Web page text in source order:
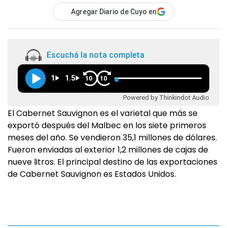
Agregar Diario de Cuyo en
Escuchá la nota completa
1 1.5 10 10
Powered by Thinkindot Audio
El Cabernet Sauvignon es el varietal que más se
exportó después del Malbec en los siete primeros
meses del año. Se vendieron 35,1 millones de dólares.
Fueron enviadas al exterior 1,2 millones de cajas de
nueve litros. El principal destino de las exportaciones
de Cabernet Sauvignon es Estados Unidos.